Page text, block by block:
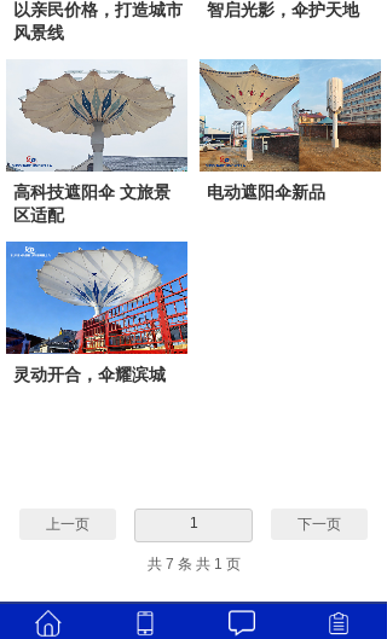
以亲民价格，打造城市
风景线
智启光影，伞护天地
高科技遮阳伞 文旅景
区适配
电动遮阳伞新品
灵动开合，伞耀滨城
上一页 1 下一页
共 7 条 共 1 页